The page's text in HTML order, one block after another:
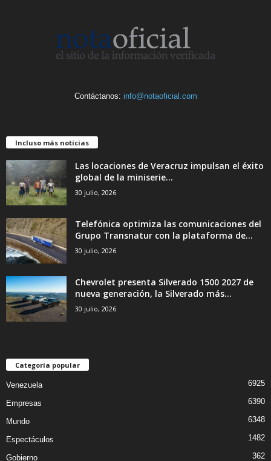
Contáctanos: info@notaoficial.com
Incluso más noticias
Las locaciones de Veracruz impulsan el éxito
global de la miniserie...
30 julio, 2026
Telefónica optimiza las comunicaciones del
Grupo Transnatur con la plataforma de...
30 julio, 2026
Chevrolet presenta Silverado 1500 2027 de
nueva generación, la Silverado más...
30 julio, 2026
Categoría popular
Venezuela 6925
Empresas 6390
Mundo 6348
Espectáculos 1482
Gobierno 362